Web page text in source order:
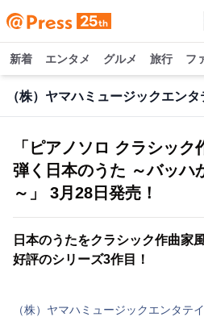
新着 エンタメ グルメ 旅行 フ
「ピアノソロ クラシッ
弾く日本のうた ～バッハ
～」 3月28日発売！
日本のうたをクラシック作曲
好評のシリーズ3作目！
（株）ヤマハミュージックエンタテ